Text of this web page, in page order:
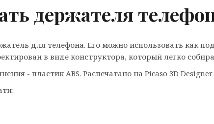
держателя
для телефона. Его можно использовать как
в виде конструктора, который легко
- пластик ABS. Распечатано на Picaso 3D Designer